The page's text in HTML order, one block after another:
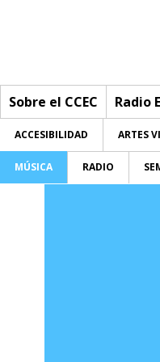
Sobre el CCEC Radio
ACCESIBILIDAD ARTES
MÚSICA RADIO